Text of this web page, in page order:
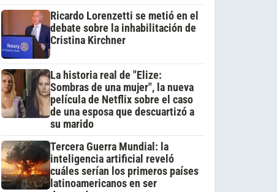
Ricardo Lorenzetti se metió en el
debate sobre la inhabilitación de
Cristina Kirchner
La historia real de "Elize:
Sombras de una mujer", la nueva
película de Netflix sobre el caso
de una esposa que descuartizó a
su marido
Tercera Guerra Mundial: la
inteligencia artificial reveló
cuáles serían los primeros países
latinoamericanos en ser